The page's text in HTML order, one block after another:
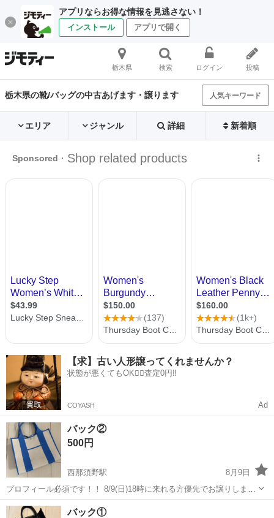
アプリならお得な情報を見逃さない！
インストール アプリで開く
栃木県 検索 ログイン 投稿
栃木県の靴/バッグの中古あげます・譲ります 人気キーワード
エリア ジャンル 詳細 新着順
【求】古い人形譲ってくれませんか？
状態が悪くてもOK🙆‍♀️査定0円‼️
COYASH Ad
バック②
500円
西那須野駅
8月9日
プロフィール必須です！！ 8/9(日)18時に来れる方優先でお譲りしま
す。
栃木 那須塩原市 西那須野駅
バック①